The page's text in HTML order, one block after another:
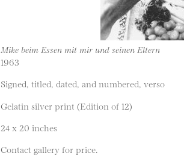
Mike beim Essen mit mir und seinen Eltern
1963
Signed, titled, dated, and numbered, verso
Gelatin silver print (Edition of 12)
24 x 20 inches
Contact gallery for price.